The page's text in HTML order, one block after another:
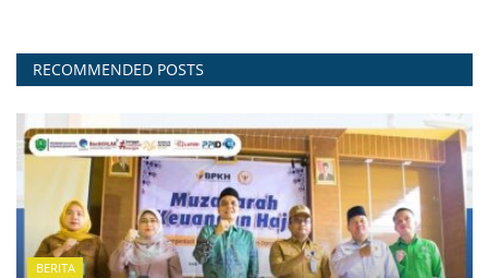
RECOMMENDED POSTS
BERITA